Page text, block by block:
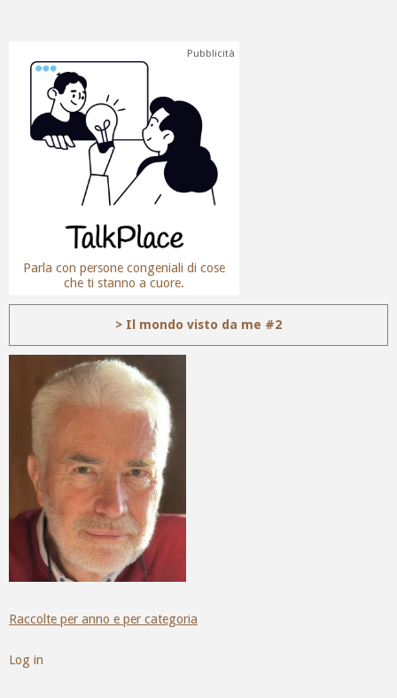
Pubblicità
Parla con persone congeniali di cose
che ti stanno a cuore.
> Il mondo visto da me #2
Raccolte per anno e per categoria
Log in